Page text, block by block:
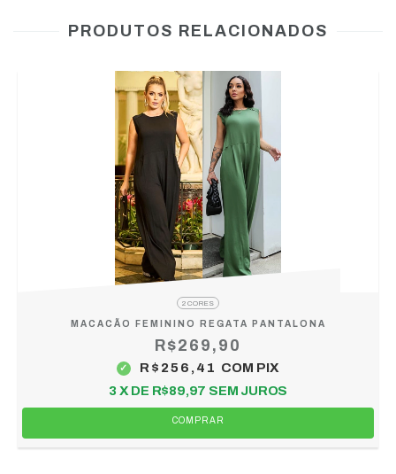
PRODUTOS RELACIONADOS
2 CORES
MACACÃO FEMININO REGATA PANTALONA
R$269,90
R$256,41 COM PIX
3 X DE R$89,97 SEM JUROS
COMPRAR